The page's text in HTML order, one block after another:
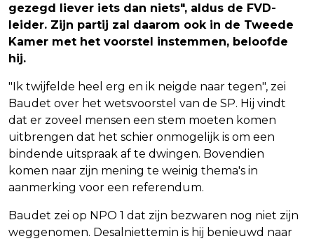
gezegd liever iets dan niets", aldus de FVD-
leider. Zijn partij zal daarom ook in de Tweede
Kamer met het voorstel instemmen, beloofde
hij.
"Ik twijfelde heel erg en ik neigde naar tegen", zei
Baudet over het wetsvoorstel van de SP. Hij vindt
dat er zoveel mensen een stem moeten komen
uitbrengen dat het schier onmogelijk is om een
bindende uitspraak af te dwingen. Bovendien
komen naar zijn mening te weinig thema's in
aanmerking voor een referendum.
Baudet zei op NPO 1 dat zijn bezwaren nog niet zijn
weggenomen. Desalniettemin is hij benieuwd naar